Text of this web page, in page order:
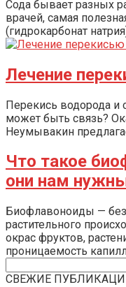
Сода бывает разных
врачей, самая
(гидрокарбонат
Лечение
Перекись водорода и
может быть связь?
Неумывакин
Что такое
они нам
Биофлавоноиды —
растительного
окрас фруктов,
проницаемость
СВЕЖИЕ